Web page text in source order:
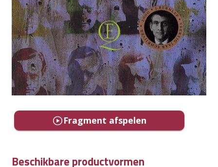
Fragment afspelen
Beschikbare productvormen